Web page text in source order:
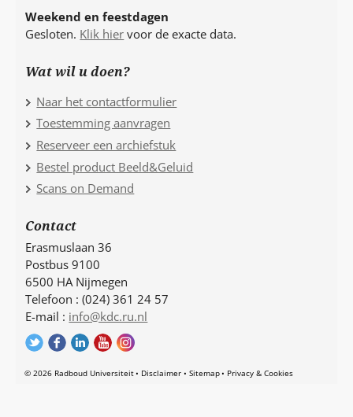
Weekend en feestdagen
Gesloten. Klik hier voor de exacte data.
Wat wil u doen?
Naar het contactformulier
Toestemming aanvragen
Reserveer een archiefstuk
Bestel product Beeld&Geluid
Scans on Demand
Contact
Erasmuslaan 36
Postbus 9100
6500 HA Nijmegen
Telefoon : (024) 361 24 57
E-mail : info@kdc.ru.nl
© 2026 Radboud Universiteit Disclaimer Sitemap Privacy & Cookies